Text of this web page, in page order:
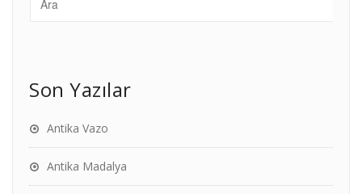
Son Yazılar
Antika Vazo
Antika Madalya